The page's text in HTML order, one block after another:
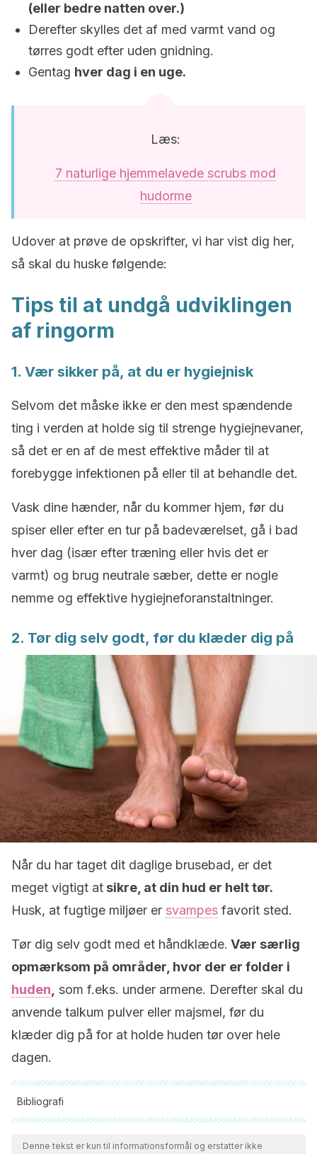
(eller bedre natten over.)
Derefter skylles det af med varmt vand og
tørres godt efter uden gnidning.
Gentag hver dag i en uge.
Læs:
7 naturlige hjemmelavede scrubs mod
hudorme
Udover at prøve de opskrifter, vi har vist dig her,
så skal du huske følgende:
Tips til at undgå udviklingen
af ringorm
1. Vær sikker på, at du er hygiejnisk
Selvom det måske ikke er den mest spændende
ting i verden at holde sig til strenge hygiejnevaner,
så det er en af ​​de mest effektive måder til at
forebygge infektionen på eller til at behandle det.
Vask dine hænder, når du kommer hjem, før du
spiser eller efter en tur på badeværelset, gå i bad
hver dag (især efter træning eller hvis det er
varmt) og brug neutrale sæber, dette er nogle
nemme og effektive hygiejneforanstaltninger.
2. Tør dig selv godt, før du klæder dig på
Når du har taget dit daglige brusebad, er det
meget vigtigt at sikre, at din hud er helt tør.
Husk, at fugtige miljøer er svampes favorit sted.
Tør dig selv godt med et håndklæde. Vær særlig
opmærksom på områder, hvor der er folder i
huden som f.eks. under armene. Derefter skal du
anvende talkum pulver eller majsmel, før du
klæder dig på for at holde huden tør over hele
dagen.
Bibliografi
Alle citerede kilder blev grundigt gennemgået af vores team
for at sikre deres kvalitet, pålidelighed, aktualitet og validitet.
Denne tekst er kun til informationsformål og erstatter ikke